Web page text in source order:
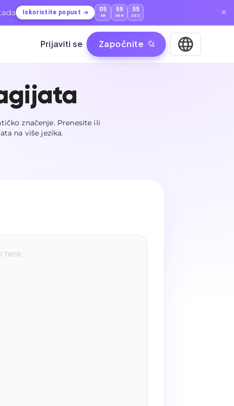
Iskoristite popust 05
HR
59
MIN
54
SEC
Prijaviti se Započnite
značenje. Prenesite ili
na više jezika.